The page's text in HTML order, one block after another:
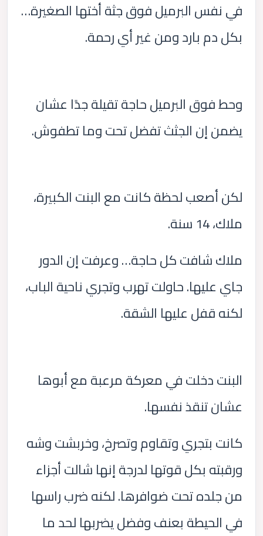
في نفس البرميل فوق جثة أختها الصغيرة…
بكل دم بارد ومن غير أي رحمة.
وحط فوق البرميل حاجة تقيلة جدًا عشان
يضمن إن الجثث تفضل تحت وما تطفوش.
لكن أصعب لحظة كانت مع البنت الكبيرة،
ملاك، 14 سنة.
ملاك شافت كل حاجة… وعرفت إن الدور
جاي عليها. حاولت تهرب وتجري ناحية الباب،
لكنه قفل عليها الشقة.
البنت دخلت في معركة مرعبة مع أبوها
عشان تنقذ نفسها.
كانت بتجري وتقاوم وتصرخ، وخربشت وشه
ورقبته بكل قوتها لدرجة إنها شالت أجزاء
من جلده تحت ضوافرها. لكنه ضرب راسها
في الحيطة بعنف وفضل يضربها لحد ما